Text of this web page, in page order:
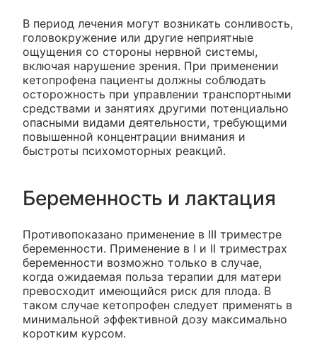
В период лечения могут возникать сонливость,
головокружение или другие неприятные
ощущения со стороны нервной системы,
включая нарушение зрения. При применении
кетопрофена пациенты должны соблюдать
осторожность при управлении транспортными
средствами и занятиях другими потенциально
опасными видами деятельности, требующими
повышенной концентрации внимания и
быстроты психомоторных реакций.
Беременность и лактация
Противопоказано применение в III триместре
беременности. Применение в I и II триместрах
беременности возможно только в случае,
когда ожидаемая польза терапии для матери
превосходит имеющийся риск для плода. В
таком случае кетопрофен следует применять в
минимальной эффективной дозу максимально
коротким курсом.